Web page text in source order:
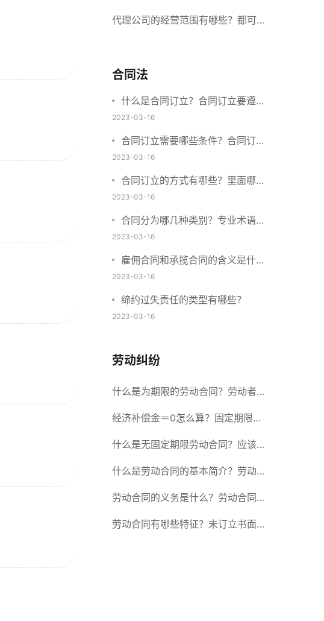
个人吗？总公司更名分公司需要更改
代理公司的经营范围有哪些？都可以
合同法
什么是合同订立？合同订立要遵守
什么原则？订立方式有哪些？
2023-03-16
合同订立需要哪些条件？合同订立
与合同成立有什么不同？
2023-03-16
合同订立的方式有哪些？里面哪些
内容、细节条款需要载明？
2023-03-16
合同分为哪几种类别？专业术语分
别是什么？
2023-03-16
雇佣合同和承揽合同的含义是什
么？怎么区分雇佣合同和承揽合
同？
2023-03-16
缔约过失责任的类型有哪些？
2023-03-16
劳动纠纷
什么是为期限的劳动合同？劳动者解
除合同的15种情形
经济补偿金＝0怎么算？固定期限劳
动合同又称什么？
什么是无固定期限劳动合同？应该怎
么解除或终止劳动合同？
什么是劳动合同的基本简介？劳动合
同的形式
劳动合同的义务是什么？劳动合同应
具备哪些条款？
劳动合同有哪些特征？未订立书面劳